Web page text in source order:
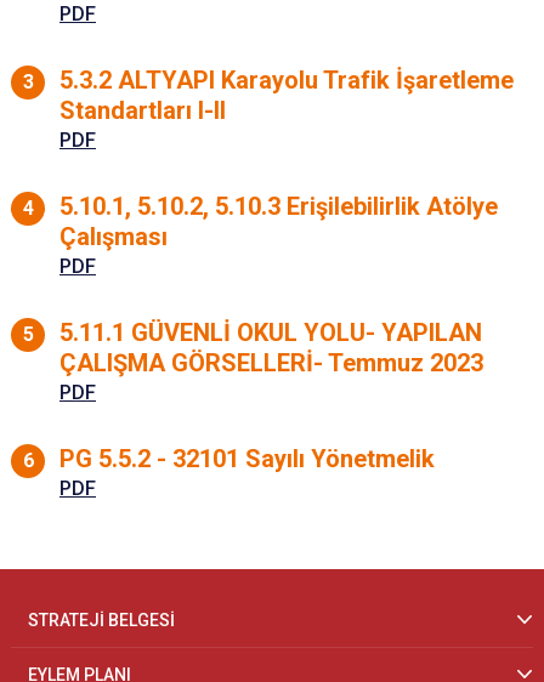
PDF
5.3.2 ALTYAPI Karayolu Trafik İşaretleme
Standartları I-II
PDF
5.10.1, 5.10.2, 5.10.3 Erişilebilirlik Atölye
Çalışması
PDF
5.11.1 GÜVENLİ OKUL YOLU- YAPILAN
ÇALIŞMA GÖRSELLERİ- Temmuz 2023
PDF
PG 5.5.2 - 32101 Sayılı Yönetmelik
PDF
STRATEJİ BELGESİ
EYLEM PLANI